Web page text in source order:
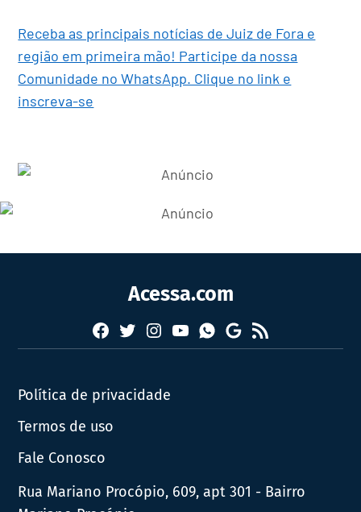
Receba as principais notícias de Juiz de Fora e
região em primeira mão! Participe da nossa
Comunidade no WhatsApp. Clique no link e
inscreva-se
Acessa.com
Facebook
TwitterInstagram
YouTubeWhatsapp
Google
News
RSS
Política de privacidade
Termos de uso
Fale Conosco
Rua Mariano Procópio, 609, apt 301 - Bairro